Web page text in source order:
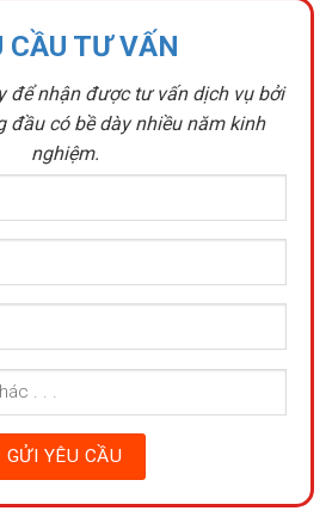
CẦU TƯ VẤN
để nhận được tư vấn dịch vụ bởi
đầu có bề dày nhiều năm kinh
nghiệm.